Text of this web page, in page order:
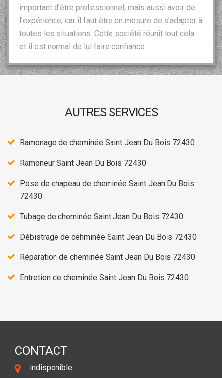
important d’être professionnel, mais aussi avoir de
l’expérience, car il faut être en mesure de s’adapter à
toutes les situations. Cette société réunit tout cela
et il est normal de lui faire confiance.
AUTRES SERVICES
Ramonage de cheminée Saint Jean Du Bois 72430
Ramoneur Saint Jean Du Bois 72430
Pose de chapeau de cheminée Saint Jean Du Bois
72430
Tubage de cheminée Saint Jean Du Bois 72430
Débistrage de cehminée Saint Jean Du Bois 72430
Réparation de cheminée Saint Jean Du Bois 72430
Entretien de cheminée Saint Jean Du Bois 72430
CONTACT
indisponible